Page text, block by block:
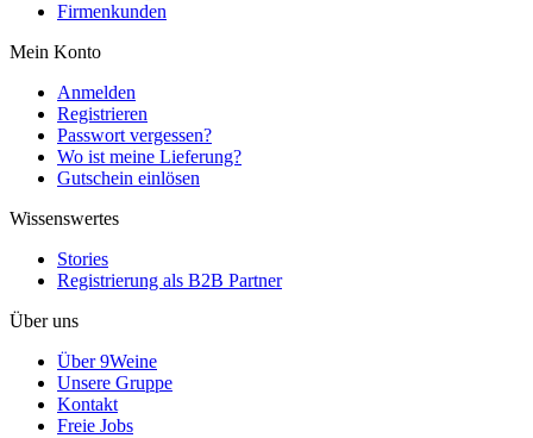
Firmenkunden
Mein Konto
Anmelden
Registrieren
Passwort vergessen?
Wo ist meine Lieferung?
Gutschein einlösen
Wissenswertes
Stories
Registrierung als B2B Partner
Über uns
Über 9Weine
Unsere Gruppe
Kontakt
Freie Jobs